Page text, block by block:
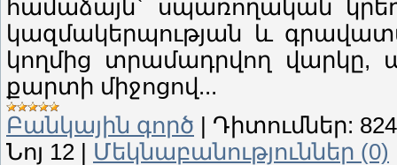
համաձայն` սպառողական
կազմակերպության և
կողմից տրամադրվող վարկը,
քարտի միջոցով...
Բանկային գործ
Դիտումներ:
Նոյ 12
Մեկնաբանություններ (0)